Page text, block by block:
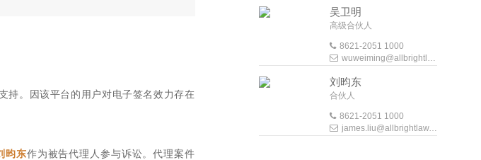
持。因该平台的用户对电子签名效力存在
昀东作为被告代理人参与诉讼。代理案件
吴卫明
高级合伙人
8621-2051 1000
wuweiming@allbrightlaw.com
刘昀东
合伙人
8621-2051 1000
james.liu@allbrightlaw.com